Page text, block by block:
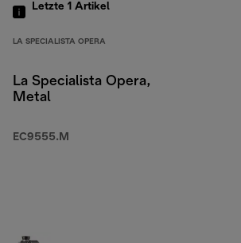
Letzte 1 Artikel
LA SPECIALISTA OPERA
La Specialista Opera,
Metal
EC9555.M